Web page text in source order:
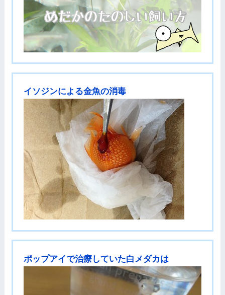
イソジンによる金魚の消毒
ポップアイで治療していた白メダカは